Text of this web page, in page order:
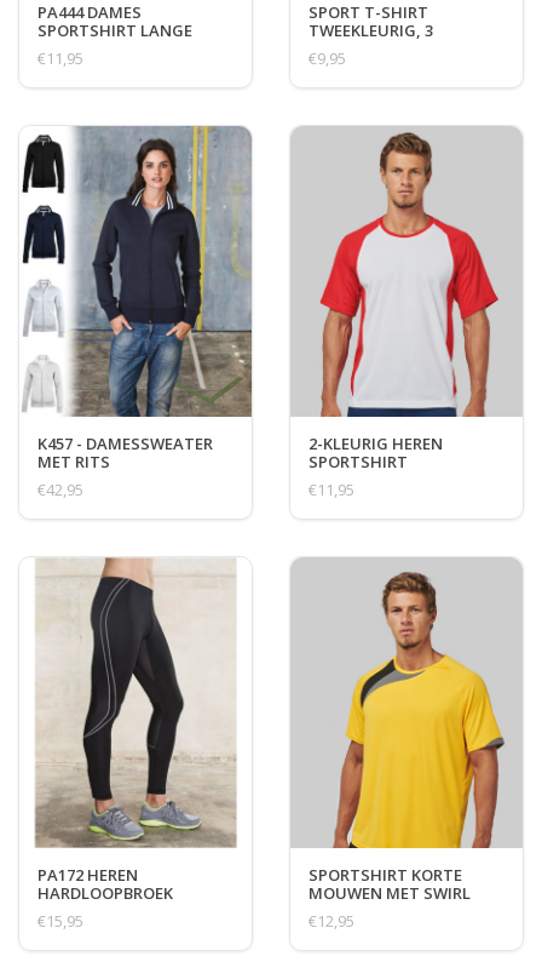
PA444 DAMES
SPORTSHIRT LANGE
MOUW
€11,95
SPORT T-SHIRT
TWEEKLEURIG, 3
VARIANTEN
€9,95
K457 - DAMESSWEATER
MET RITS
€42,95
2-KLEURIG HEREN
SPORTSHIRT
€11,95
PA172 HEREN
HARDLOOPBROEK
€15,95
SPORTSHIRT KORTE
MOUWEN MET SWIRL
€12,95